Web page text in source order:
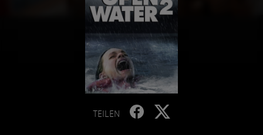
TEILEN